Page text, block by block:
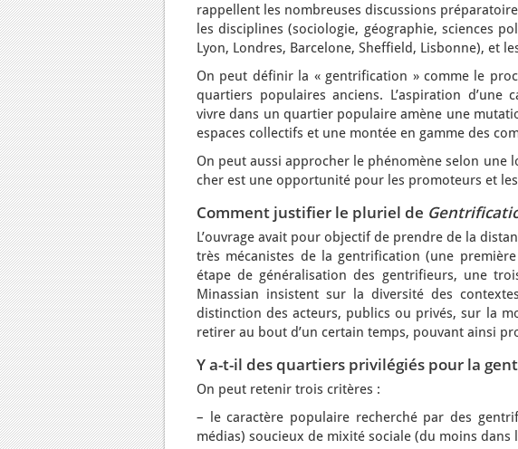
rappellent les nombreuses discussions
les disciplines (sociologie, géographie, sciences
Lyon, Londres, Barcelone, Sheffield, Lisbonne), et
On peut définir la « gentrification » comme le
quartiers populaires anciens. L’aspiration d’une
vivre dans un quartier populaire amène une
espaces collectifs et une montée en gamme des
On peut aussi approcher le phénomène selon
cher est une opportunité pour les promoteurs et
Comment justifier le pluriel de
L’ouvrage avait pour objectif de prendre de la
très mécanistes de la gentrification (une
étape de généralisation des gentrifieurs, une
Minassian insistent sur la diversité des
distinction des acteurs, publics ou privés, sur la
retirer au bout d’un certain temps, pouvant ainsi
Y a-t-il des quartiers privilégiés pour la
On peut retenir trois critères :
– le caractère populaire recherché par des
médias) soucieux de mixité sociale (du moins dans